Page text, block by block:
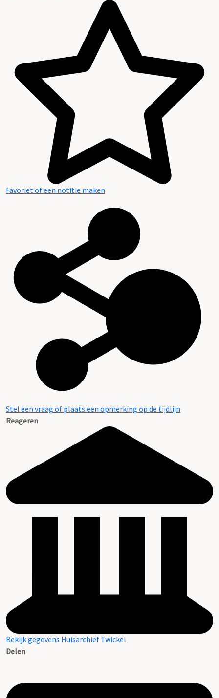
Favoriet of een notitie maken
Stel een vraag of plaats een opmerking op de tijdlijn
Reageren
Bekijk gegevens Huisarchief Twickel
Delen